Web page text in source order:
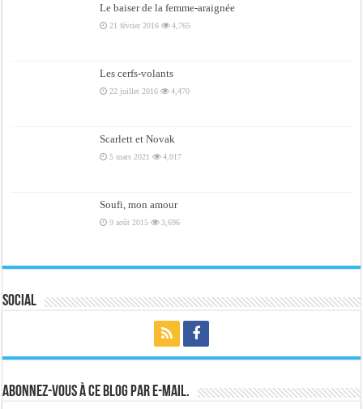
Le baiser de la femme-araignée
21 février 2016 4,765
Les cerfs-volants
22 juillet 2016 4,470
Scarlett et Novak
5 mars 2021 4,017
Soufi, mon amour
9 août 2015 3,696
Social
Abonnez-vous à ce blog par e-mail.